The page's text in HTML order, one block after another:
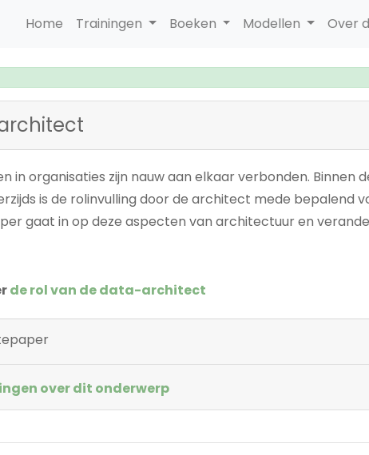
Home Trainingen Boeken Modellen Over
organisaties zijn nauw aan elkaar verbonden. Binnen
is de rolinvulling door de architect mede bepalend
gaat in op deze aspecten van architectuur en
de rol van de data-architect
over dit onderwerp